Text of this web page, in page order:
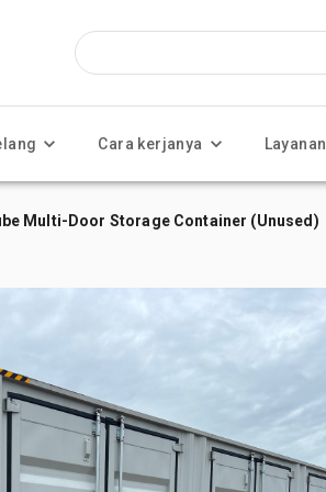
Cara kerjanya Layanan
Multi-Door Storage Container (Unused)